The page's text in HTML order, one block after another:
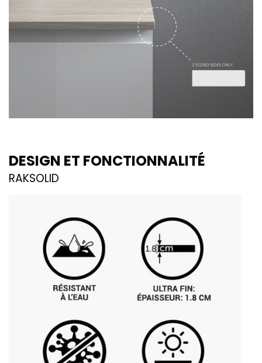
DESIGN ET FONCTIONNALITÉ
RAKSOLID